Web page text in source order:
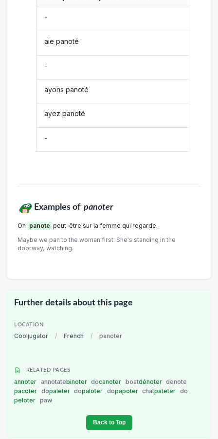
-
aie panoté
-
ayons panoté
ayez panoté
-
Examples of panoter
On panote peut-être sur la femme qui regarde.
Maybe we pan to the woman first. She's standing in the
doorway, watching.
Further details about this page
LOCATION
Cooljugator / French / panoter
RELATED PAGES
annoter annotatebinoter docanoter boatdénoter denote
pacoter dopaleter dopaloter dopapoter chatpateter do
peloter paw
Back to Top